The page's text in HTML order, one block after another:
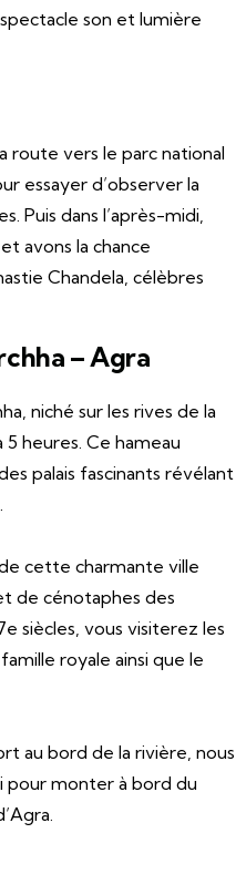
son et lumière
route vers le parc national
essayer d’observer la
Puis dans l’après-midi,
avons la chance
Chandela, célèbres
– Agra
niché sur les rives de la
heures. Ce hameau
palais fascinants révélant
cette charmante ville
de cénotaphes des
siècles, vous visiterez les
royale ainsi que le
au bord de la rivière, nous
pour monter à bord du